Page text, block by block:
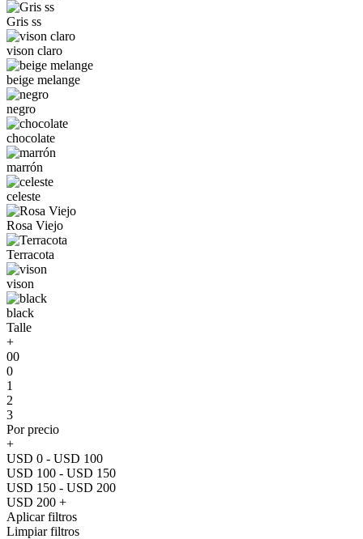
Gris ss
vison claro
beige melange
negro
chocolate
marrón
celeste
Rosa Viejo
Terracota
vison
black
Talle
+
00
0
1
2
3
Por precio
+
USD 0 - USD 100
USD 100 - USD 150
USD 150 - USD 200
USD 200 +
Aplicar filtros
Limpiar filtros